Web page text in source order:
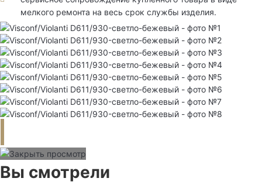
мелкого ремонта на весь срок службы изделия.
Вы смотрели